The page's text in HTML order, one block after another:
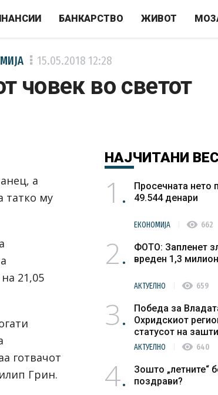
БАНКАРСТВО ЖИВОТ
15.05.2018 12:28
човек во светот
а
татко му
21,05
готвачот
Грин.
НАЈЧИТАНИ
1
Просечната нето
49.544 денари
ЕКОНОМИЈА visibility 662
2
ФОТО: Запленет
вреден 1,3
АКТУЕЛНО visibility 659
3
Победа за
Охридскиот
статусот на
културно
АКТУЕЛНО visibility 640
4
Зошто „летните“
поздрави?